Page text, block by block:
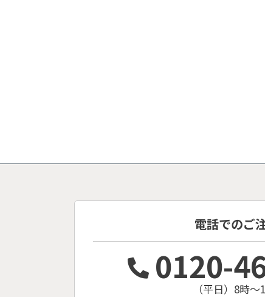
電話でのご
0120-
（平日）8時〜